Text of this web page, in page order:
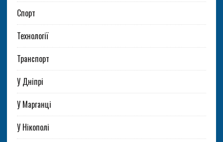
Спорт
Технології
Транспорт
У Дніпрі
У Марганці
У Нікополі